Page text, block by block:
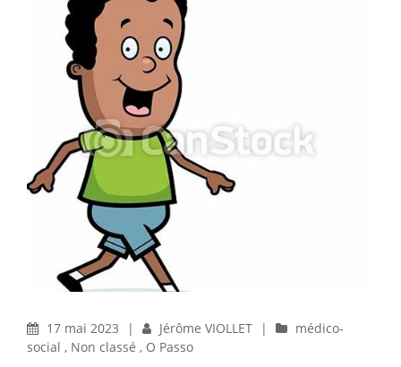
sur son humeur et son caractère.
17 mai 2023 | Jérôme VIOLLET |
médico-
social , Non classé , O Passo